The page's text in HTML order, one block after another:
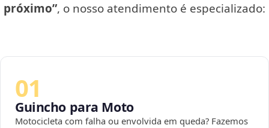
próximo”, o nosso atendimento é especializado:
01
Guincho para Moto
Motocicleta com falha ou envolvida em queda? Fazemos